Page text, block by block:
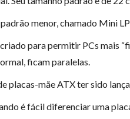
menor, chamado Mini
para permitir PCs mais
ficam paralelas.
placas-mãe ATX ter sido
é fácil diferenciar uma